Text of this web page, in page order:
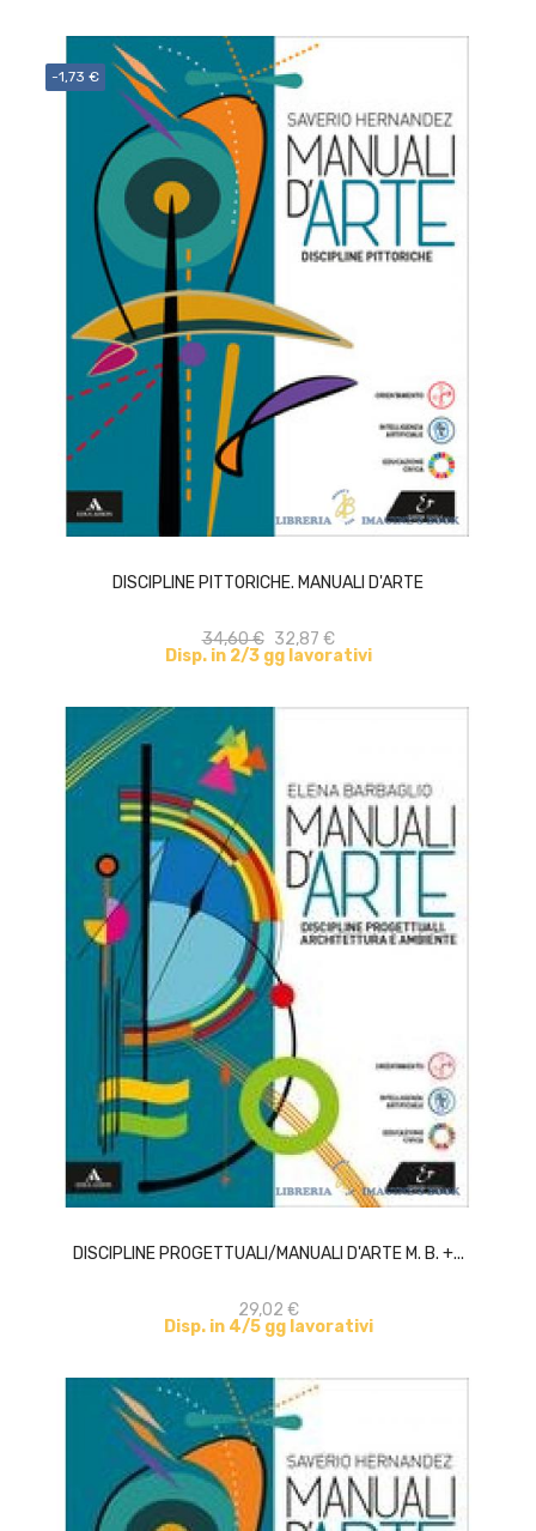
-1,73 €
DISCIPLINE PITTORICHE. MANUALI D'ARTE
34,60 € 32,87 €
Disp. in 2/3 gg lavorativi
ACQUISTA
DISCIPLINE PROGETTUALI/MANUALI D'ARTE M. B. +...
29,02 €
Disp. in 4/5 gg lavorativi
ACQUISTA